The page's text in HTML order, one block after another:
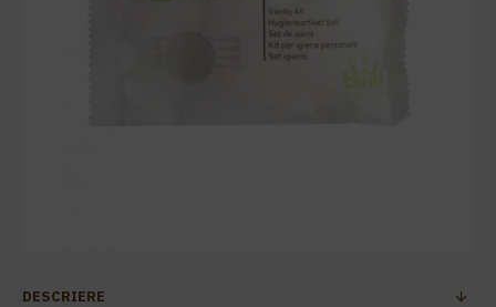
DESCRIERE